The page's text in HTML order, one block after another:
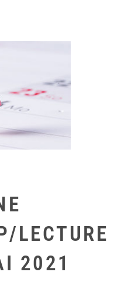
LECTURE
2021